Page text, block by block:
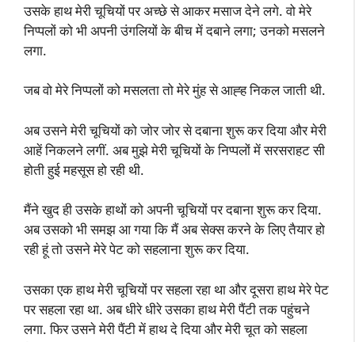
उसके हाथ मेरी चूचियों पर अच्छे से आकर मसाज देने लगे. वो मेरे
निप्पलों को भी अपनी उंगलियों के बीच में दबाने लगा; उनको मसलने
लगा.
जब वो मेरे निप्पलों को मसलता तो मेरे मुंह से आह्ह निकल जाती थी.
अब उसने मेरी चूचियों को जोर जोर से दबाना शुरू कर दिया और मेरी
आहें निकलने लगीं. अब मुझे मेरी चूचियों के निप्पलों में सरसराहट सी
होती हुई महसूस हो रही थी.
मैंने खुद ही उसके हाथों को अपनी चूचियों पर दबाना शुरू कर दिया.
अब उसको भी समझ आ गया कि मैं अब सेक्स करने के लिए तैयार हो
रही हूं तो उसने मेरे पेट को सहलाना शुरू कर दिया.
उसका एक हाथ मेरी चूचियों पर सहला रहा था और दूसरा हाथ मेरे पेट
पर सहला रहा था. अब धीरे धीरे उसका हाथ मेरी पैंटी तक पहुंचने
लगा. फिर उसने मेरी पैंटी में हाथ दे दिया और मेरी चूत को सहला